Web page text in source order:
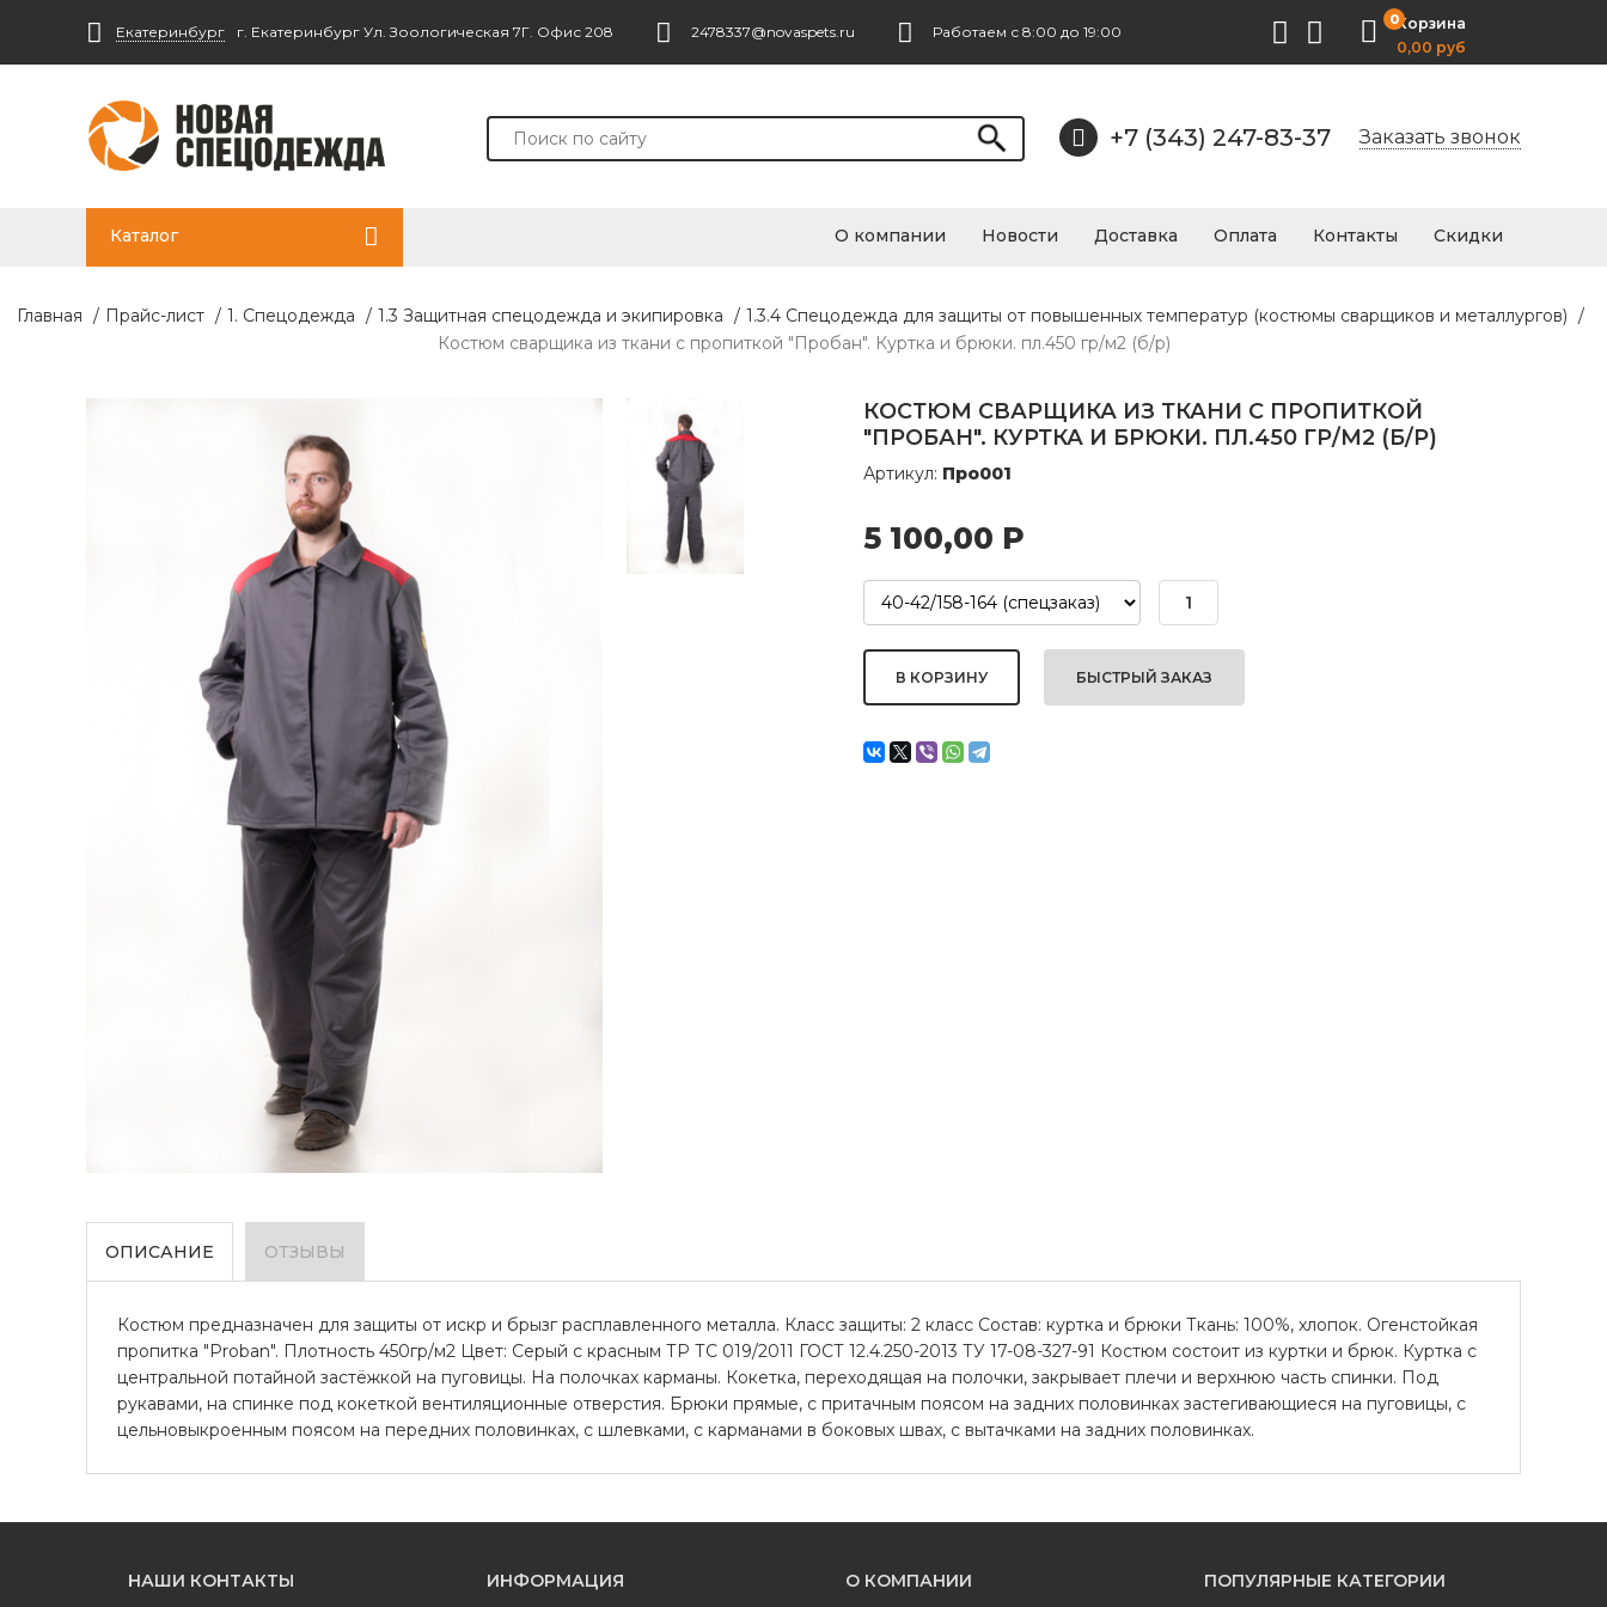
Екатеринбург г. Екатеринбург Ул. Зоологическая 7Г. Офис 208 2478337@novaspets.ru Работаем с 8:00 до 19:00
0Корзина
0,00 руб
+7 (343) 247-83-37 Заказать звонок
Каталог О компании Новости Доставка Оплата Контакты Скидки
Главная / Прайс-лист / 1. Спецодежда / 1.3 Защитная спецодежда и экипировка / 1.3.4 Спецодежда для защиты от повышенных температур (костюмы сварщиков и металлургов) /
Костюм сварщика из ткани с пропиткой "Пробан". Куртка и брюки. пл.450 гр/м2 (б/р)
КОСТЮМ СВАРЩИКА ИЗ ТКАНИ С ПРОПИТКОЙ
"ПРОБАН". КУРТКА И БРЮКИ. ПЛ.450 ГР/М2 (Б/Р)
Артикул: Про001
5 100,00 Р
БЫСТРЫЙ ЗАКАЗ
ОПИСАНИЕ ОТЗЫВЫ
Костюм предназначен для защиты от искр и брызг расплавленного металла. Класс защиты: 2 класс Состав: куртка и брюки Ткань: 100%, хлопок. Огенстойкая
пропитка "Proban". Плотность 450гр/м2 Цвет: Серый с красным ТР ТС 019/2011 ГОСТ 12.4.250-2013 ТУ 17-08-327-91 Костюм состоит из куртки и брюк. Куртка с
центральной потайной застёжкой на пуговицы. На полочках карманы. Кокетка, переходящая на полочки, закрывает плечи и верхнюю часть спинки. Под
рукавами, на спинке под кокеткой вентиляционные отверстия. Брюки прямые, с притачным поясом на задних половинках застегивающиеся на пуговицы, с
цельновыкроенным поясом на передних половинках, с шлевками, с карманами в боковых швах, с вытачками на задних половинках.
НАШИ КОНТАКТЫ ИНФОРМАЦИЯ О КОМПАНИИ ПОПУЛЯРНЫЕ КАТЕГОРИИ